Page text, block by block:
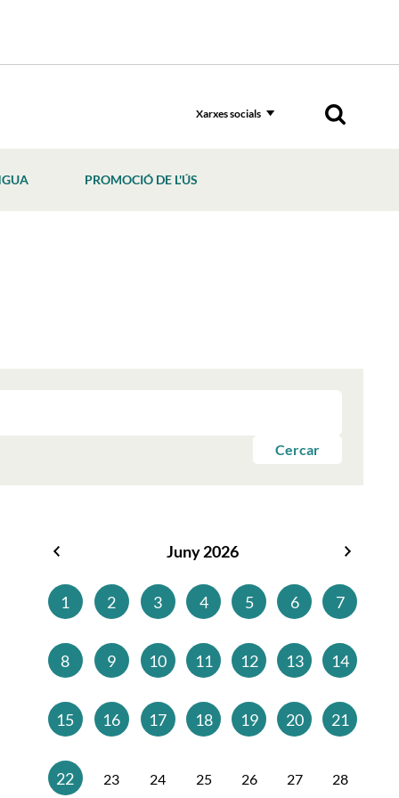
Xarxes socials
PROMOCIÓ DE L'ÚS
Cercar
Juny 2026
1
2 3 4 5 6 7
8 9 10 11 12 13 14
15 16 17 18 19 20 21
22 23 24 25 26 27 28